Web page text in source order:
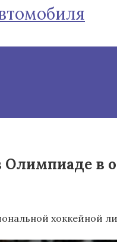
в
хоккейной